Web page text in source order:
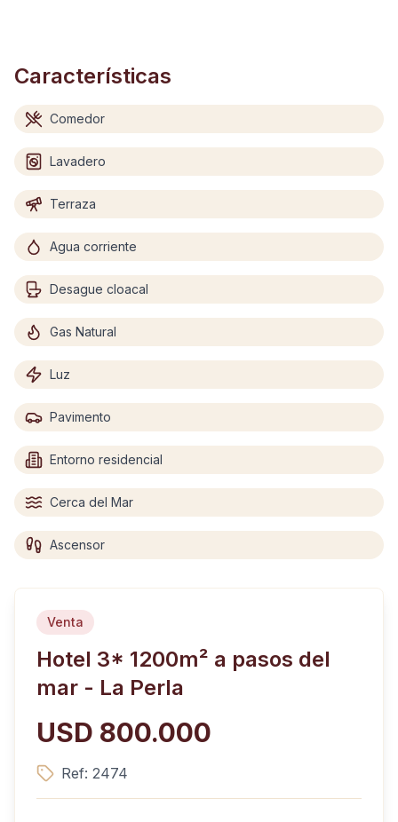
Características
Comedor
Lavadero
Terraza
Agua corriente
Desague cloacal
Gas Natural
Luz
Pavimento
Entorno residencial
Cerca del Mar
Ascensor
Venta
Hotel 3* 1200m² a pasos del
mar - La Perla
USD 800.000
Ref: 2474